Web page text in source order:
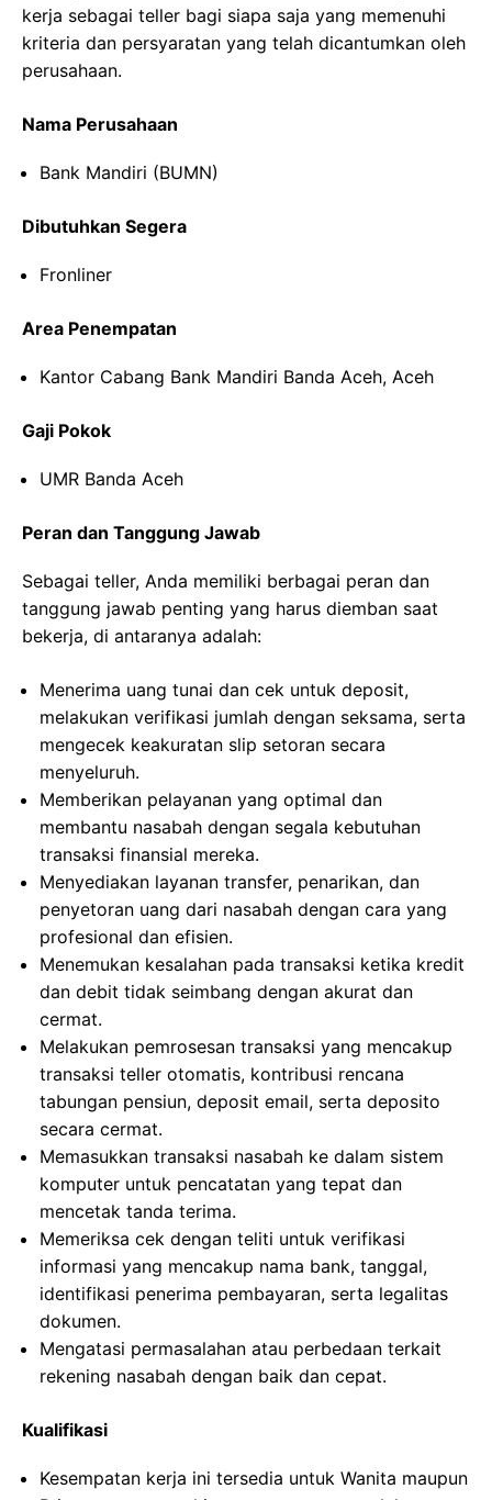
kerja sebagai teller bagi siapa saja yang memenuhi
kriteria dan persyaratan yang telah dicantumkan oleh
perusahaan.
Nama Perusahaan
Bank Mandiri (BUMN)
Dibutuhkan Segera
Fronliner
Area Penempatan
Kantor Cabang Bank Mandiri Banda Aceh, Aceh
Gaji Pokok
UMR Banda Aceh
Peran dan Tanggung Jawab
Sebagai teller, Anda memiliki berbagai peran dan
tanggung jawab penting yang harus diemban saat
bekerja, di antaranya adalah:
Menerima uang tunai dan cek untuk deposit,
melakukan verifikasi jumlah dengan seksama, serta
mengecek keakuratan slip setoran secara
menyeluruh.
Memberikan pelayanan yang optimal dan
membantu nasabah dengan segala kebutuhan
transaksi finansial mereka.
Menyediakan layanan transfer, penarikan, dan
penyetoran uang dari nasabah dengan cara yang
profesional dan efisien.
Menemukan kesalahan pada transaksi ketika kredit
dan debit tidak seimbang dengan akurat dan
cermat.
Melakukan pemrosesan transaksi yang mencakup
transaksi teller otomatis, kontribusi rencana
tabungan pensiun, deposit email, serta deposito
secara cermat.
Memasukkan transaksi nasabah ke dalam sistem
komputer untuk pencatatan yang tepat dan
mencetak tanda terima.
Memeriksa cek dengan teliti untuk verifikasi
informasi yang mencakup nama bank, tanggal,
identifikasi penerima pembayaran, serta legalitas
dokumen.
Mengatasi permasalahan atau perbedaan terkait
rekening nasabah dengan baik dan cepat.
Kualifikasi
Kesempatan kerja ini tersedia untuk Wanita maupun